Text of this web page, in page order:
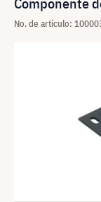
No. de artículo: